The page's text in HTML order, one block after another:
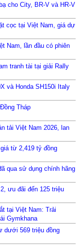
cho City, BR-V và HR-V
cọc tại Việt Nam, giá dự
Nam, lần đầu có phiên
tranh tài tại giải Rally
và Honda SH150i Italy
Tháp
tải Việt Nam 2026, lan
từ 2,419 tỷ đồng
qua sử dụng chính hãng
ưu đãi đến 125 triệu
tại Việt Nam: Trải
Gymkhana
dưới 569 triệu đồng